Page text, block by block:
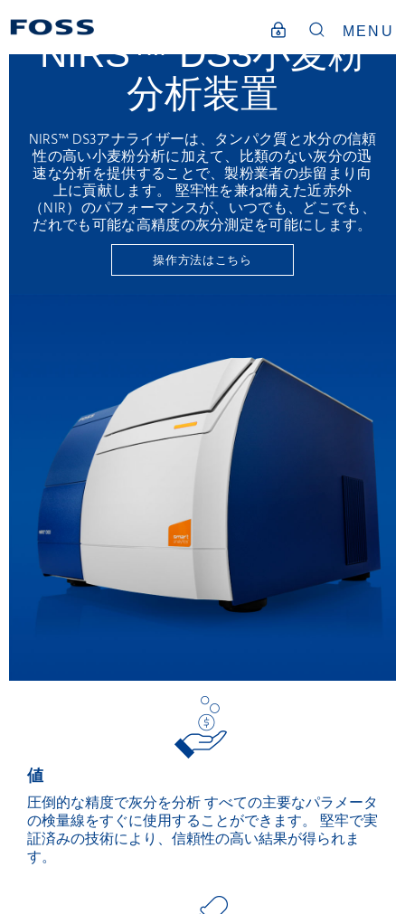
MENU
NIRS™ DS3小麦粉
分析装置
NIRS™ DS3アナライザーは、タンパク質と水分の信頼
性の高い小麦粉分析に加えて、比類のない灰分の迅
速な分析を提供することで、製粉業者の歩留まり向
上に貢献します。 堅牢性を兼ね備えた近赤外
（NIR）のパフォーマンスが、いつでも、どこでも、
だれでも可能な高精度の灰分測定を可能にします。
操作方法はこちら
値
圧倒的な精度で灰分を分析 すべての主要なパラメータ
の検量線をすぐに使用することができます。 堅牢で実
証済みの技術により、信頼性の高い結果が得られま
す。